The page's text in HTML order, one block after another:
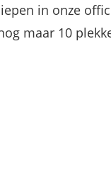
in onze
maar 10